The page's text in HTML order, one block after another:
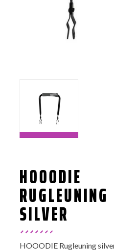
HOOODIE
RUGLEUNING
SILVER
HOOODIE Rugleuning